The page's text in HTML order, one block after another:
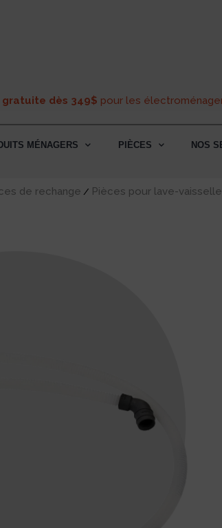
gratuite dès 349$ pour les
MÉNAGERS PIÈCES NOS
de rechange / Pièces pour lave-vaisselle